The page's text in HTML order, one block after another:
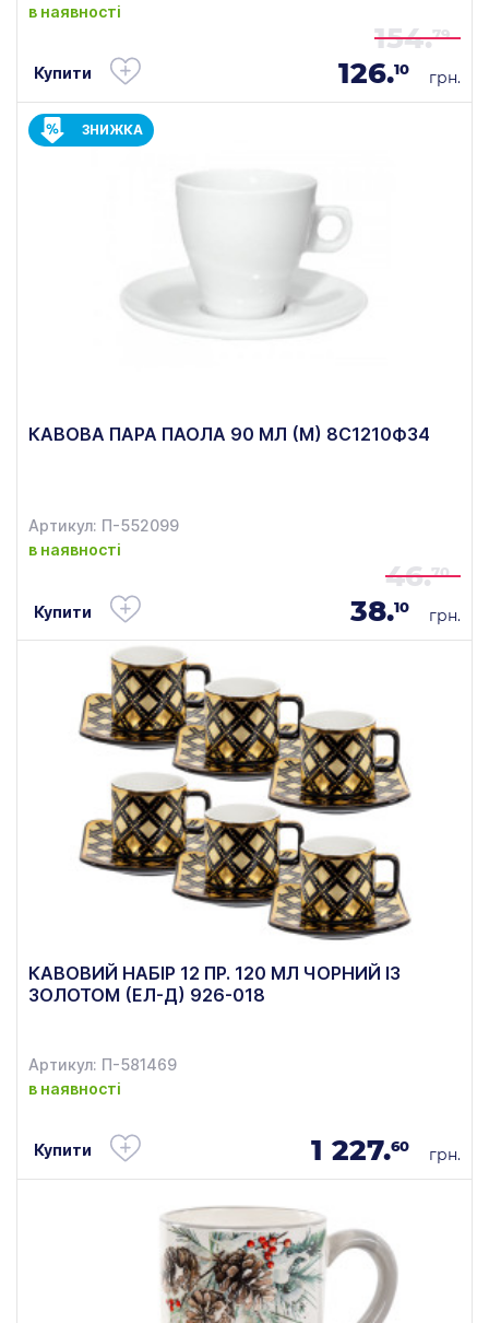
в наявності
154.79
Купити 126.10 грн.
ЗНИЖКА
КАВОВА ПАРА ПАОЛА 90 МЛ (М) 8С1210Ф34
Артикул: П-552099
в наявності
46.70
Купити 38.10 грн.
КАВОВИЙ НАБІР 12 ПР. 120 МЛ ЧОРНИЙ ІЗ
ЗОЛОТОМ (ЕЛ-Д) 926-018
Артикул: П-581469
в наявності
Купити 1 227.60 грн.